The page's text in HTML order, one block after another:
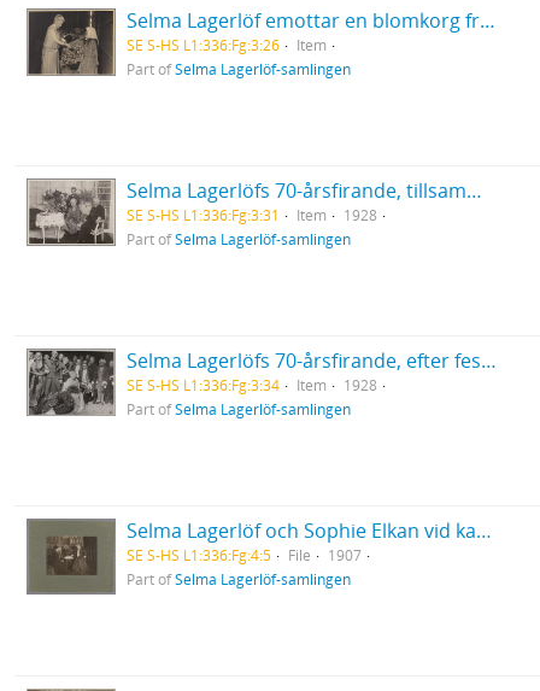
Selma Lagerlöf emottar en blomkorg från en flicka efter talet för Svenskbyborna på Operan 1929
SE S-HS L1:336:Fg:3:26
Item
Part ofSelma Lagerlöf-samlingen
Selma Lagerlöfs 70-årsfirande, tillsammans med Valborg Olander och Biskop Eklund
SE S-HS L1:336:Fg:3:31 Item
1928
Part ofSelma Lagerlöf-samlingen
Selma Lagerlöfs 70-årsfirande, efter festföreställning slut på Operan 20/11 1928
SE S-HS L1:336:Fg:3:34 Item
1928
Part ofSelma Lagerlöf-samlingen
Selma Lagerlöf och Sophie Elkan vid kaffebord
SE S-HS L1:336:Fg:4:5 File
1907
Part ofSelma Lagerlöf-samlingen